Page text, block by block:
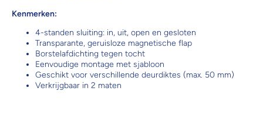
Kenmerken:
4-standen sluiting: in, uit, open en gesloten
Transparante, geruisloze magnetische flap
Borstelafdichting tegen tocht
Eenvoudige montage met sjabloon
Geschikt voor verschillende deurdiktes (max. 50 mm)
Verkrijgbaar in 2 maten